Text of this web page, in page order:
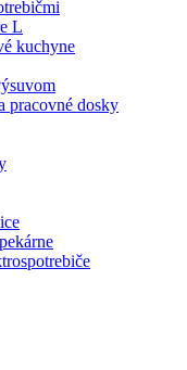
L
kuchyne
pracovné dosky